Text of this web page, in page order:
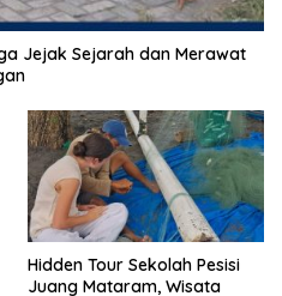
Jejak Sejarah dan Merawat
Hidden Tour Sekolah Pesisi
Juang Mataram, Wisata